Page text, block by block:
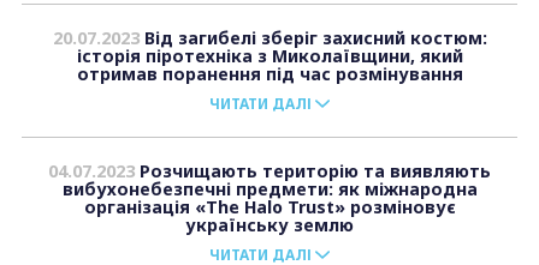
20.07.2023Від загибелі зберіг захисний костюм:
історія піротехніка з Миколаївщини, який
отримав поранення під час розмінування
ЧИТАТИ ДАЛІ
04.07.2023 Розчищають територію та виявляють
вибухонебезпечні предмети: як міжнародна
організація «The Halo Trust» розміновує
українську землю
ЧИТАТИ ДАЛІ